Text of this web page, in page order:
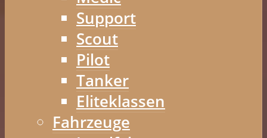
Support
Scout
Pilot
Tanker
Eliteklassen
Fahrzeuge